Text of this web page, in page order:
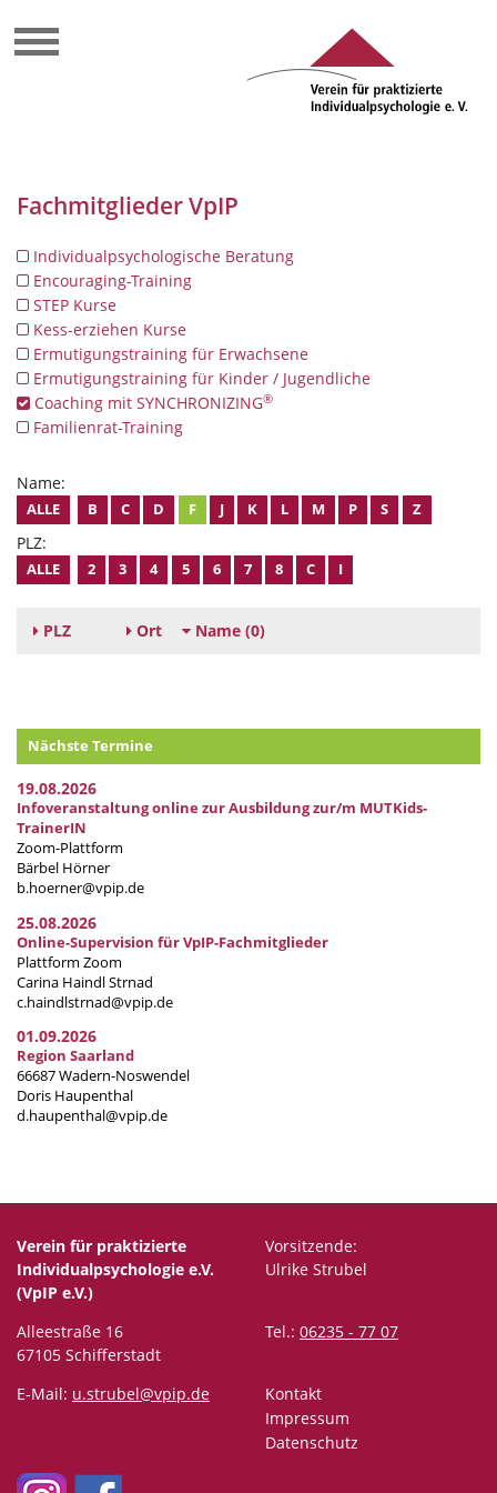
Fachmitglieder VpIP
Individualpsychologische Beratung
Encouraging-Training
STEP Kurse
Kess-erziehen Kurse
Ermutigungstraining für Erwachsene
Ermutigungstraining für Kinder / Jugendliche
Coaching mit SYNCHRONIZING®
Familienrat-Training
Name:
ALLE B C D F J K L M P S Z
PLZ:
ALLE 2 3 4 5 6 7 8 C I
PLZ Ort Name (0)
Nächste Termine
19.08.2026
Infoveranstaltung online zur Ausbildung zur/m MUTKids-
TrainerIN
Zoom-Plattform
Bärbel Hörner
b.hoerner@vpip.de
25.08.2026
Online-Supervision für VpIP-Fachmitglieder
Plattform Zoom
Carina Haindl Strnad
c.haindlstrnad@vpip.de
01.09.2026
Region Saarland
66687 Wadern-Noswendel
Doris Haupenthal
d.haupenthal@vpip.de
Verein für praktizierte
Individualpsychologie e.V.
(VpIP e.V.)
Vorsitzende:
Ulrike Strubel
Alleestraße 16
67105 Schifferstadt
Tel.: 06235 - 77 07
E-Mail: u.strubel@vpip.de
Kontakt
Impressum
Datenschutz